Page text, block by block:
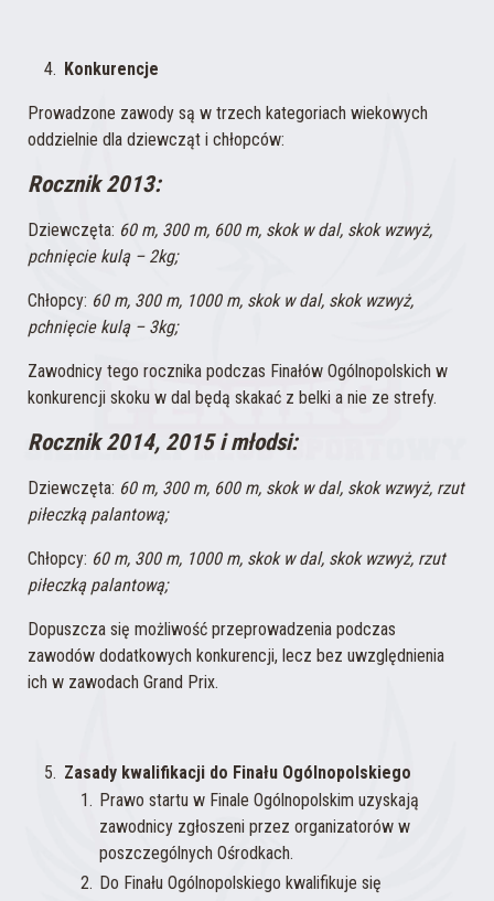
Konkurencje
Prowadzone zawody są w trzech kategoriach wiekowych
oddzielnie dla dziewcząt i chłopców:
Rocznik 2013:
Dziewczęta: 60 m, 300 m, 600 m, skok w dal, skok wzwyż,
pchnięcie kulą – 2kg;
Chłopcy: 60 m, 300 m, 1000 m, skok w dal, skok wzwyż,
pchnięcie kulą – 3kg;
Zawodnicy tego rocznika podczas Finałów Ogólnopolskich w
konkurencji skoku w dal będą skakać z belki a nie ze strefy.
Rocznik 2014, 2015 i młodsi:
Dziewczęta: 60 m, 300 m, 600 m, skok w dal, skok wzwyż, rzut
piłeczką palantową;
Chłopcy: 60 m, 300 m, 1000 m, skok w dal, skok wzwyż, rzut
piłeczką palantową;
Dopuszcza się możliwość przeprowadzenia podczas
zawodów dodatkowych konkurencji, lecz bez uwzględnienia
ich w zawodach Grand Prix.
Zasady kwalifikacji do Finału Ogólnopolskiego
Prawo startu w Finale Ogólnopolskim uzyskają
zawodnicy zgłoszeni przez organizatorów w
poszczególnych Ośrodkach.
Do Finału Ogólnopolskiego kwalifikuje się